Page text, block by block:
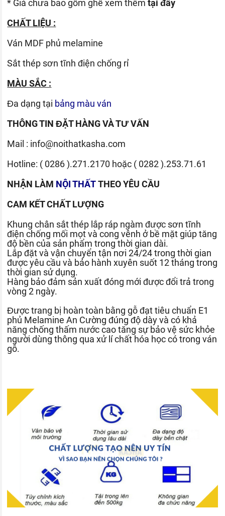
* Giá chưa bao gồm ghế xem thêmtại đây
CHẤT LIỆU :
Ván MDF phủ melamine
Sắt thép sơn tĩnh điện chống rỉ
MÀU SẮC :
Đa dạng tại bảng màu ván
THÔNG TIN ĐẶT HÀNG VÀ TƯ VẤN
Mail : info@noithatkasha.com
Hotline: ( 0286 ).271.2170 hoặc ( 0282 ).253.71.61
NHẬN LÀM NỘI THẤTTHEO YÊU CẦU
CAM KẾT CHẤT LƯỢNG
Khung chân sắt thép lắp ráp ngàm được sơn tĩnh
điện chống mối mọt và cong vênh ở bề mặt giúp tăng
độ bền của sản phẩm trong thời gian dài.
Lắp đặt và vận chuyển tận nơi 24/24 trong thời gian
được yêu cầu và bảo hành xuyên suốt 12 tháng trong
thời gian sử dụng.
Hàng bảo đảm sản xuất đóng mới được đổi trả trong
vòng 2 ngày.
Được trang bị hoàn toàn bằng gỗ đạt tiêu chuẩn E1
phủ Melamine An Cường đúng độ dày và có khả
năng chống thấm nước cao tăng sự bảo vệ sức khỏe
người dùng thông qua xử lí chất hóa học có trong ván
gỗ.